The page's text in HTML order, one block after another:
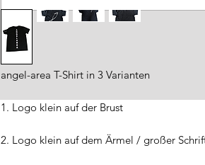
angel-area T-Shirt in 3 Varianten
1. Logo klein auf der Brust
2. Logo klein auf dem Ärmel / großer